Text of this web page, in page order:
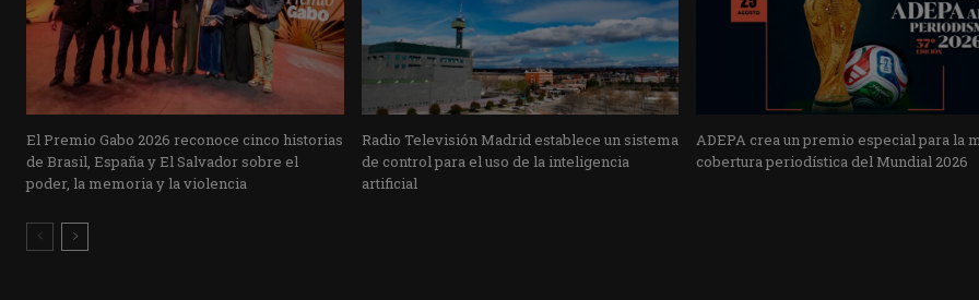
El Premio Gabo 2026 reconoce cinco historias
de Brasil, España y El Salvador sobre el
poder, la memoria y la violencia
Radio Televisión Madrid establece un sistema
de control para el uso de la inteligencia
artificial
ADEPA crea un premio especial para la
cobertura periodística del Mundial 2026